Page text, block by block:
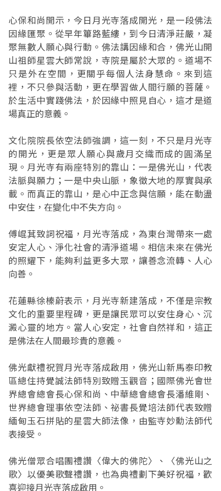
心保和尚開示，今日月光寺落成開光，是一段佛法
因緣匯聚。從早年篳路藍縷，到今日清淨莊嚴，凝
聚無數人願心與行動。佛法講因緣和合，佛光山開
山祖師星雲大師常說，寺院是屬於大眾的。道場不
只是外在空間，更關乎每個人法身慧命。來到這
裡，不只參與活動，更在學習做人間行願的菩薩。
於生活中實踐佛法，於因緣中照見自心，這才是道
場真正的意義。
文化院院長依空法師強調，這一刻，不只是月光寺
的開光，更是眾人願心與歲月交織而成的圓滿呈
現。月光寺有兩座特別的靠山：一是佛光山，代表
法脈與願力；一是中央山脈，象徵大地的厚實與承
載。而真正的靠山，是心中正念與信願，能在動盪
中安住，在變化中不失方向。
傅崐萁致詞祝福，月光寺落成，為東台灣帶來一處
安定人心、淨化社會的清淨道場。相信未來在佛光
的照耀下，能夠利益更多大眾，讓善念流轉、人心
向善。
花蓮縣徐榛蔚表示，月光寺新建落成，不僅是宗教
文化的重要里程碑，更是讓民眾可以安住身心、沉
澱心靈的地方。當人心安定，社會自然祥和，這正
是佛法在人間最珍貴的意義。
佛光獻禮祝賀月光寺落成啟用，佛光山新馬泰印教
區總住持覺誠法師特別致贈玉觀音；國際佛光會世
界總會總會長心保和尚、中華總會總會長潘維剛、
世界總會理事依空法師、祕書長覺培法師代表致贈
緬甸玉石拼貼的星雲大師法像，由監寺妙勳法師代
表接受。
佛光僧眾合唱團禮讚〈偉大的佛陀〉、〈佛光山之
歌〉以優美歌聲禮讚，也為典禮劃下美好祝福，歡
喜迎接月光寺落成啟用。